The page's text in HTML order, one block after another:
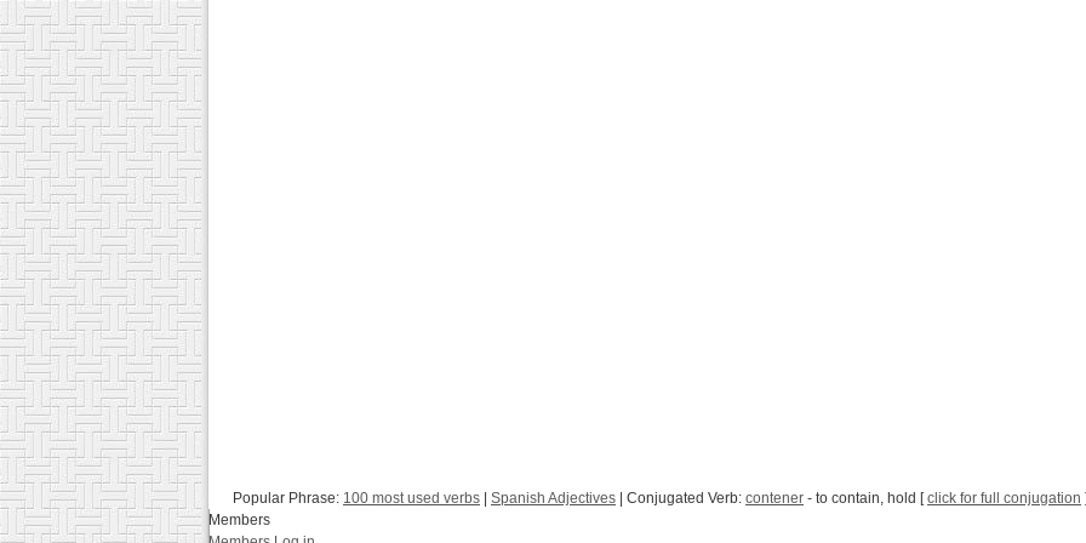
Popular Phrase: 100 most used verbs Spanish Adjectives | Conjugated Verb: contener - to contain, hold [click for full conjugation
Members